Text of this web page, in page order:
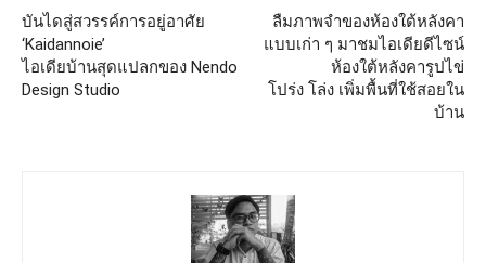
บันไดสู่สวรรค์การอยู่อาศัย
‘Kaidannoie’
ไอเดียบ้านสุดแปลกของ Nendo
Design Studio
ลืมภาพจำของห้องใต้หลังคา
แบบเก่า ๆ มาชมไอเดียดีไซน์
ห้องใต้หลังคารูปไข่
โปร่ง โล่ง เพิ่มพื้นที่ใช้สอยใน
บ้าน